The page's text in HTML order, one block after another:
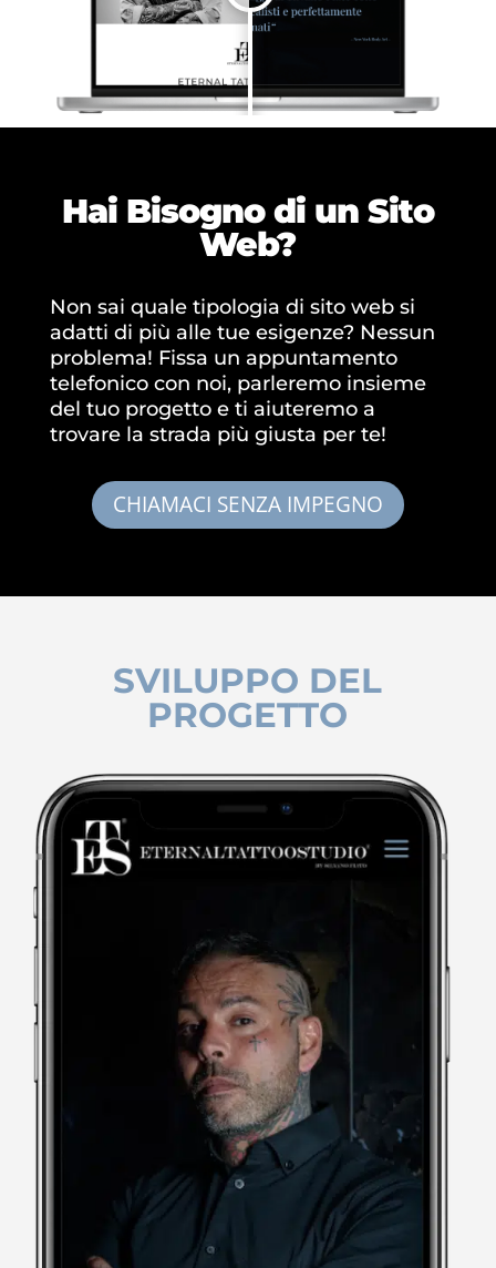
Hai Bisogno di un Sito
Web?
Non sai quale tipologia di sito web si
adatti di più alle tue esigenze? Nessun
problema! Fissa un appuntamento
telefonico con noi, parleremo insieme
del tuo progetto e ti aiuteremo a
trovare la strada più giusta per te!
CHIAMACI SENZA IMPEGNO
SVILUPPO DEL
PROGETTO